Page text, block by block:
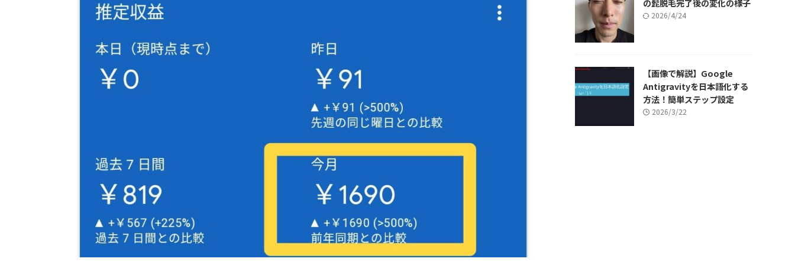
の髭脱毛完了後の変化の様子
2026/4/24
【画像で解説】Google
Antigravityを日本語化する
方法！簡単ステップ設定
2026/3/22